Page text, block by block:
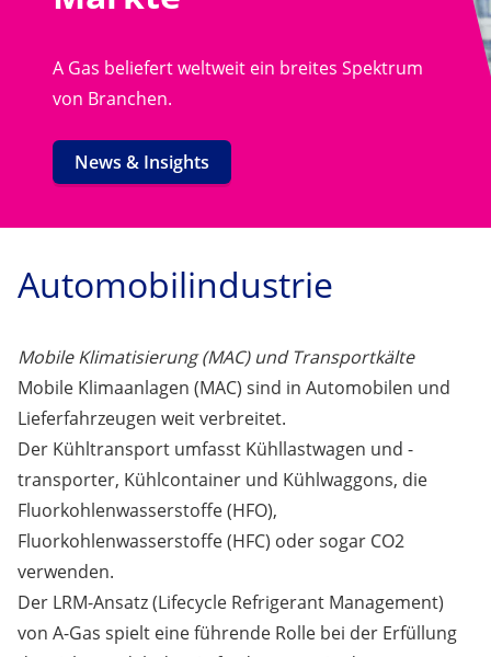
A Gas beliefert weltweit ein breites Spektrum
von Branchen.
News & Insights
Automobilindustrie
Mobile Klimatisierung (MAC) und Transportkälte
Mobile Klimaanlagen (MAC) sind in Automobilen und
Lieferfahrzeugen weit verbreitet.
Der Kühltransport umfasst Kühllastwagen und -
transporter, Kühlcontainer und Kühlwaggons, die
Fluorkohlenwasserstoffe (HFO),
Fluorkohlenwasserstoffe (HFC) oder sogar CO2
verwenden.
Der LRM-Ansatz (Lifecycle Refrigerant Management)
von A-Gas spielt eine führende Rolle bei der Erfüllung